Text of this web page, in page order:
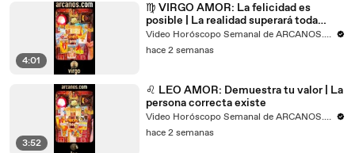
4:01
♍ VIRGO AMOR: La felicidad es
posible | La realidad superará toda
fantasía
Video Horóscopo Semanal de ARCANOS.COM
hace 2 semanas
3:52
♌ LEO AMOR: Demuestra tu valor | La
persona correcta existe
Video Horóscopo Semanal de ARCANOS.COM
hace 2 semanas